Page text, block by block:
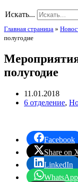
Искать...
Главная страница »
полугодие
полугодие
11.01.2018
6 отделение,
Facebook
Share on
LinkedIn
WhatsApp